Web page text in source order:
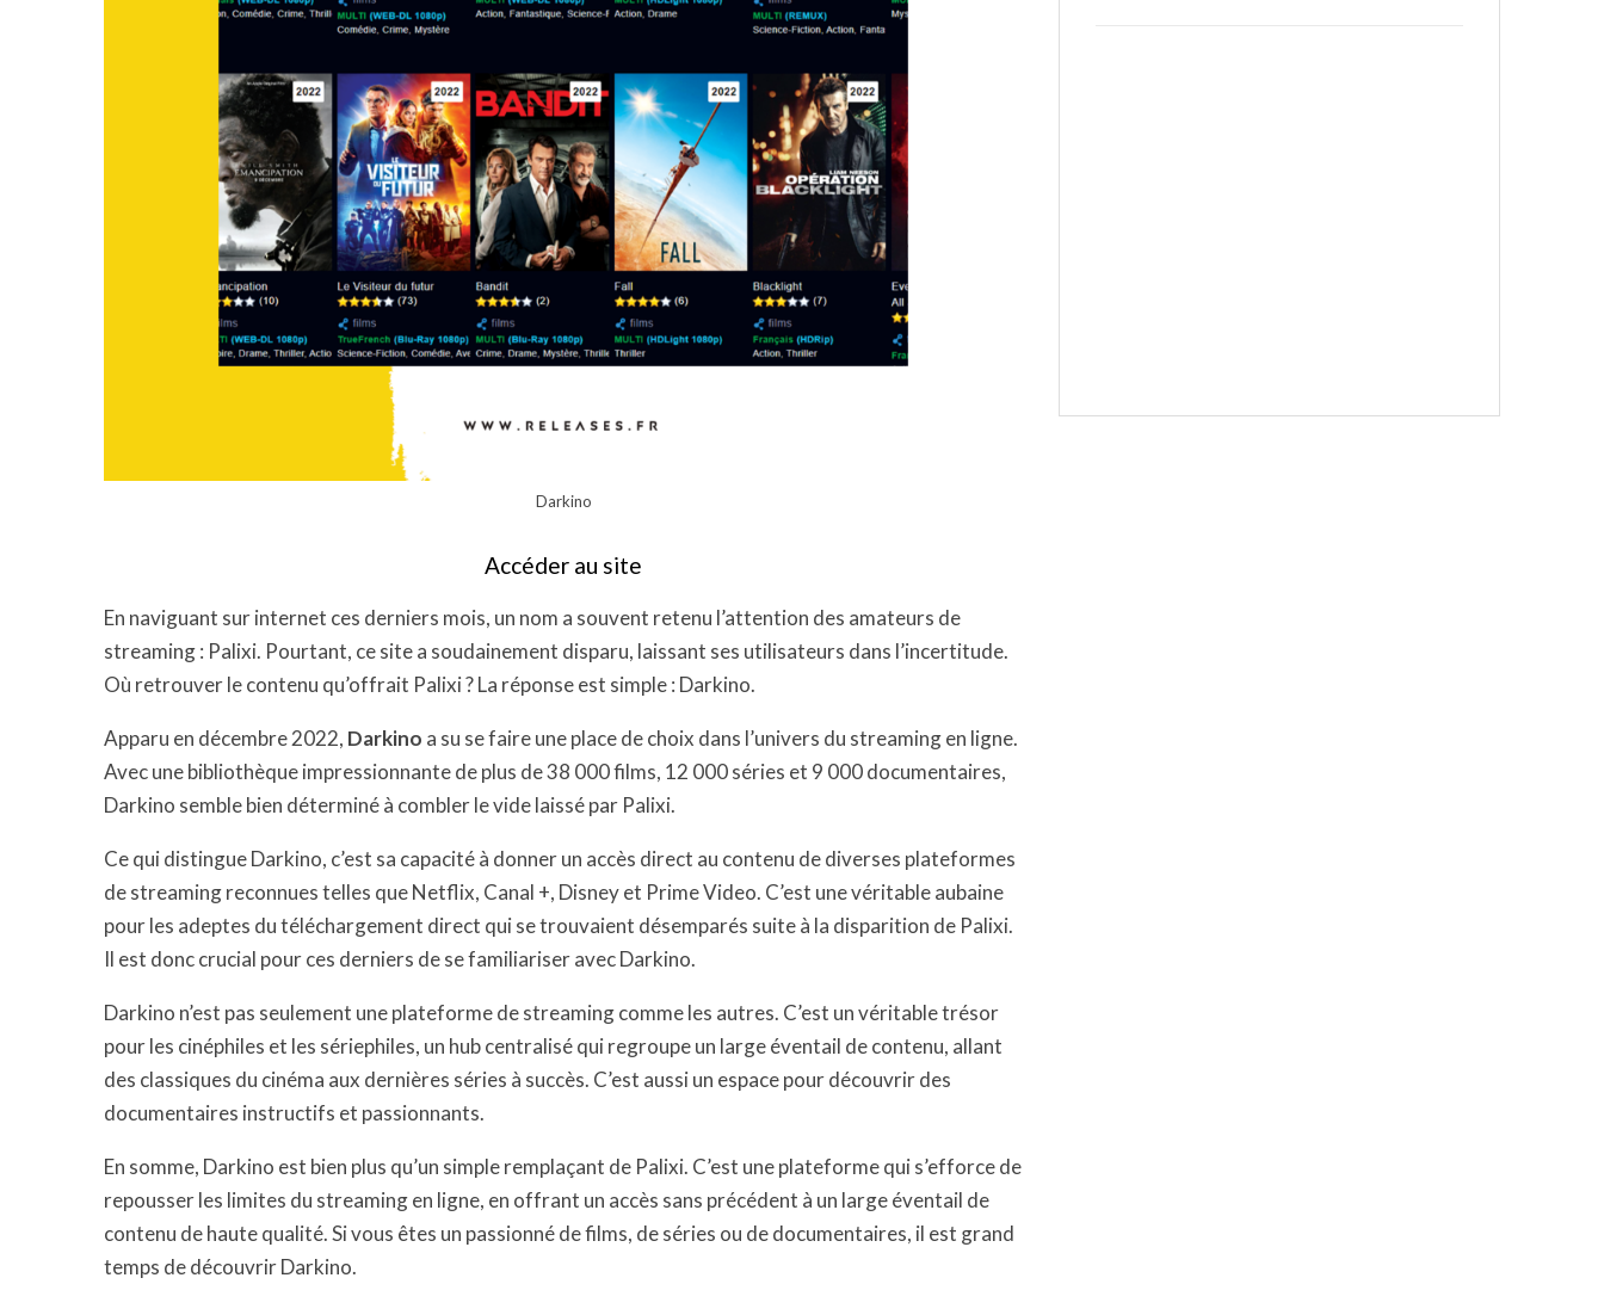
Darkino
Accéder au site
En naviguant sur internet ces derniers mois, un nom a souvent retenu l’attention des amateurs de
streaming : Palixi. Pourtant, ce site a soudainement disparu, laissant ses utilisateurs dans l’incertitude.
Où retrouver le contenu qu’offrait Palixi ? La réponse est simple : Darkino.
Apparu en décembre 2022, Darkino a su se faire une place de choix dans l’univers du streaming en ligne.
Avec une bibliothèque impressionnante de plus de 38 000 films, 12 000 séries et 9 000 documentaires,
Darkino semble bien déterminé à combler le vide laissé par Palixi.
Ce qui distingue Darkino, c’est sa capacité à donner un accès direct au contenu de diverses plateformes
de streaming reconnues telles que Netflix, Canal +, Disney et Prime Video. C’est une véritable aubaine
pour les adeptes du téléchargement direct qui se trouvaient désemparés suite à la disparition de Palixi.
Il est donc crucial pour ces derniers de se familiariser avec Darkino.
Darkino n’est pas seulement une plateforme de streaming comme les autres. C’est un véritable trésor
pour les cinéphiles et les sériephiles, un hub centralisé qui regroupe un large éventail de contenu, allant
des classiques du cinéma aux dernières séries à succès. C’est aussi un espace pour découvrir des
documentaires instructifs et passionnants.
En somme, Darkino est bien plus qu’un simple remplaçant de Palixi. C’est une plateforme qui s’efforce de
repousser les limites du streaming en ligne, en offrant un accès sans précédent à un large éventail de
contenu de haute qualité. Si vous êtes un passionné de films, de séries ou de documentaires, il est grand
temps de découvrir Darkino.